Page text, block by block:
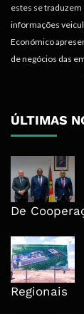
estes se traduzem
informações
Económico
de negócios das
ÚLTIMAS
De
Regionais